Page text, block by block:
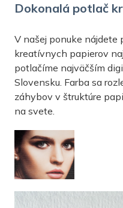
Dokonalá potlač
V našej ponuke nájdete
kreatívnych papierov
potlačíme najväčším
Slovensku. Farba sa
záhybov v štruktúre
na svete.